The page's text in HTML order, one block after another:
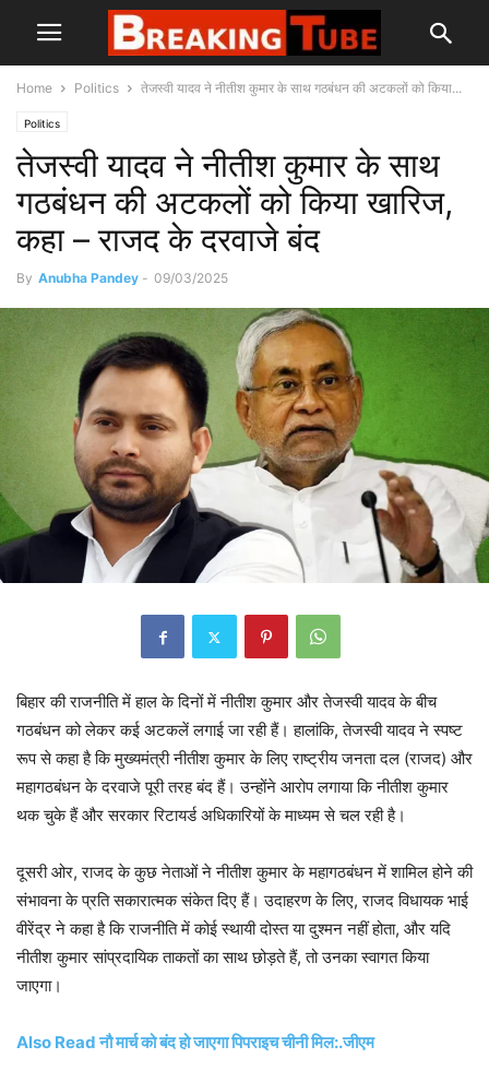
Home Politics तेजस्वी यादव ने नीतीश कुमार के साथ गठबंधन की अटकलों को किया...
Politics
तेजस्वी यादव ने नीतीश कुमार के साथ
गठबंधन की अटकलों को किया खारिज,
कहा – राजद के दरवाजे बंद
By Anubha Pandey - 09/03/2025
बिहार की राजनीति में हाल के दिनों में नीतीश कुमार और तेजस्वी यादव के बीच
गठबंधन को लेकर कई अटकलें लगाई जा रही हैं। हालांकि, तेजस्वी यादव ने स्पष्ट
रूप से कहा है कि मुख्यमंत्री नीतीश कुमार के लिए राष्ट्रीय जनता दल (राजद) और
महागठबंधन के दरवाजे पूरी तरह बंद हैं। उन्होंने आरोप लगाया कि नीतीश कुमार
थक चुके हैं और सरकार रिटायर्ड अधिकारियों के माध्यम से चल रही है।
दूसरी ओर, राजद के कुछ नेताओं ने नीतीश कुमार के महागठबंधन में शामिल होने की
संभावना के प्रति सकारात्मक संकेत दिए हैं। उदाहरण के लिए, राजद विधायक भाई
वीरेंद्र ने कहा है कि राजनीति में कोई स्थायी दोस्त या दुश्मन नहीं होता, और यदि
नीतीश कुमार सांप्रदायिक ताकतों का साथ छोड़ते हैं, तो उनका स्वागत किया
जाएगा।
Also Read नौ मार्च को बंद हो जाएगा पिपराइच चीनी मिल:.जीएम